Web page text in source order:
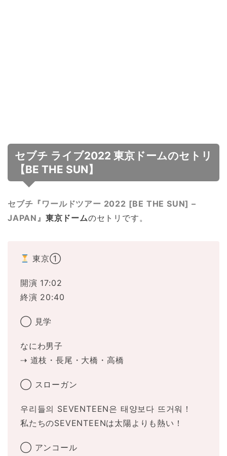
セブチ ライブ2022 東京ドームのセトリ
【BE THE SUN】
セブチ『ワールドツアー 2022 [BE THE SUN] –
JAPAN』 東京ドームのセトリです。
東京①
開演 17:02
終演 20:40
◯ 見学
なにわ男子
⇢ 道枝・長尾・大橋・高橋
◯ スローガン
우리들의 SEVENTEEN은 태양보다 뜨거워！
私たちのSEVENTEENは太陽よりも熱い！
◯ アンコール